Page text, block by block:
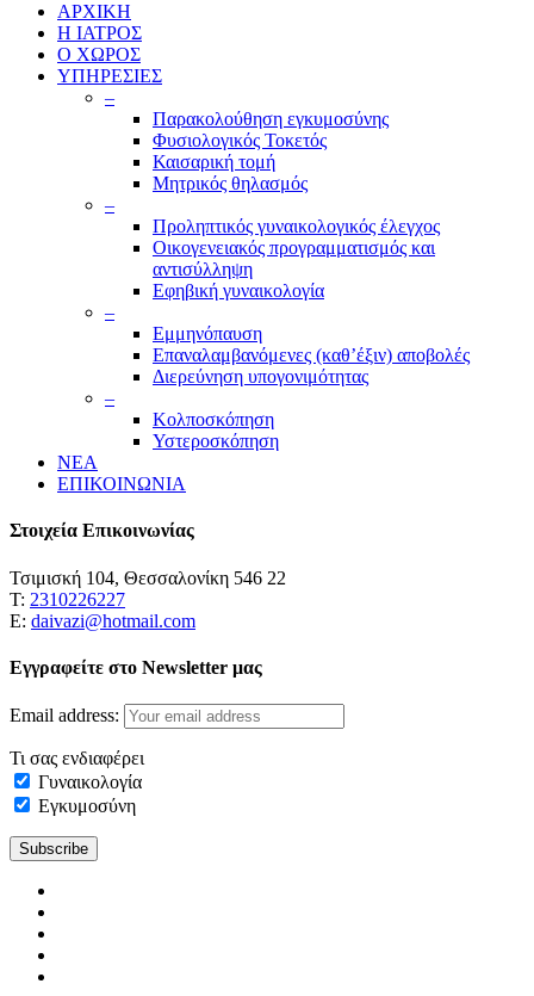
ΑΡΧΙΚΗ
Η ΙΑΤΡΟΣ
Ο ΧΩΡΟΣ
ΥΠΗΡΕΣΙΕΣ
–
Παρακολούθηση εγκυμοσύνης
Φυσιολογικός Τοκετός
Καισαρική τομή
Μητρικός θηλασμός
–
Προληπτικός γυναικολογικός έλεγχος
Οικογενειακός προγραμματισμός και
αντισύλληψη
Εφηβική γυναικολογία
–
Εμμηνόπαυση
Επαναλαμβανόμενες (καθ’έξιν) αποβολές
Διερεύνηση υπογονιμότητας
–
Κολποσκόπηση
Υστεροσκόπηση
ΝΕΑ
ΕΠΙΚΟΙΝΩΝΙΑ
Στοιχεία Επικοινωνίας
Τσιμισκή 104, Θεσσαλονίκη 546 22
Τ: 2310226227
Ε: daivazi@hotmail.com
Εγγραφείτε στο Newsletter μας
Email address:
Τι σας ενδιαφέρει
Γυναικολογία
Εγκυμοσύνη